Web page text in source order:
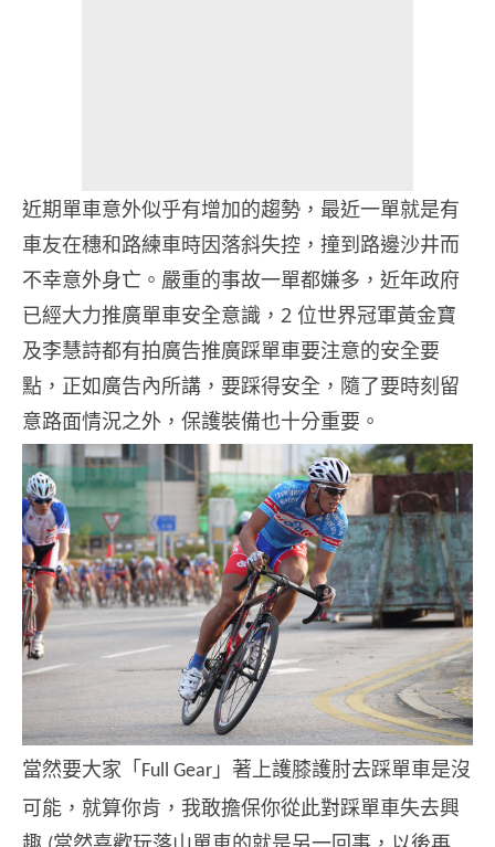
近期單車意外似乎有增加的趨勢，最近一單就是有
車友在穗和路練車時因落斜失控，撞到路邊沙井而
不幸意外身亡。嚴重的事故一單都嫌多，近年政府
已經大力推廣單車安全意識，2 位世界冠軍黃金寶
及李慧詩都有拍廣告推廣踩單車要注意的安全要
點，正如廣告內所講，要踩得安全，隨了要時刻留
意路面情況之外，保護裝備也十分重要。
當然要大家「Full Gear 」著上護膝護肘去踩單車是沒
可能，就算你肯，我敢擔保你從此對踩單車失去興